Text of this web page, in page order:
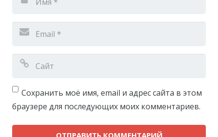
Сохранить моё имя, email и адрес сайта в этом
браузере для последующих моих комментариев.